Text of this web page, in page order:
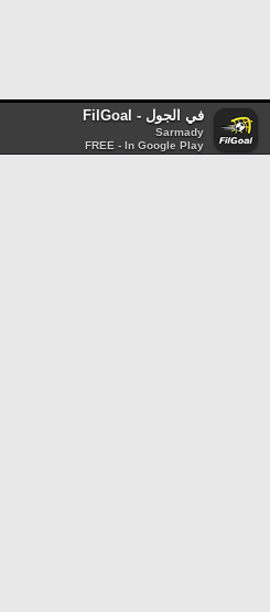
في الجول - FilGoal
Sarmady
FREE - In Google Play